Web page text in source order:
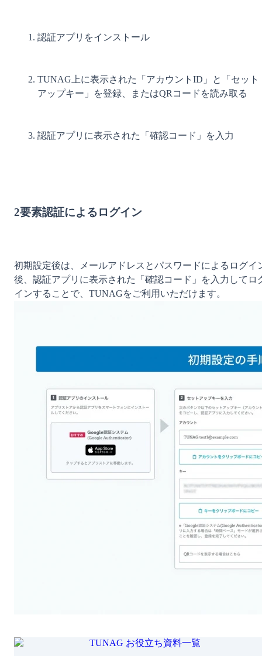
認証アプリをインストール
TUNAG上に表示された「アカウントID」と「セット
アップキー」を登録、またはQRコードを読み取る
認証アプリに表示された「確認コード」を入力
2要素認証によるログイン
初期設定後は、メールアドレスとパスワードによるログイ
後、認証アプリに表示された「確認コード」を入力してロ